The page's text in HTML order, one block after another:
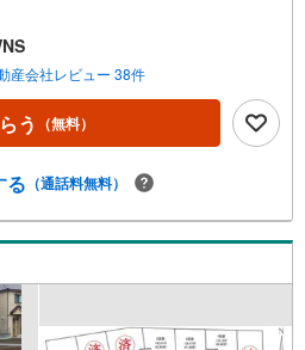
域でありながら、パチンコ店やカラ
地も認められる第二種住居地域。
】人気物件は特にお問い合わせが
にお電話下さい。「室内・現地を見
ご予約頂くとご見学がスムーズです。■
も承っております。○住宅ローンのご相
富なスタッフが親身になってお客様
すのでお気軽にお問い合わせ下さい♪
で、お車でのお越しも大歓迎です！
産会社レビュー 38件
う （無料）
る （通話料無料）